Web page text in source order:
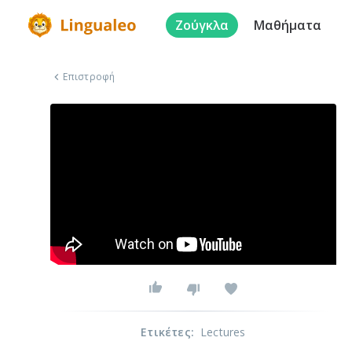
Ζούγκλα Μαθήματα
Επιστροφή
Ετικέτες: Lectures